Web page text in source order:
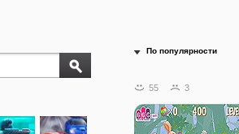
По популярности
55 3